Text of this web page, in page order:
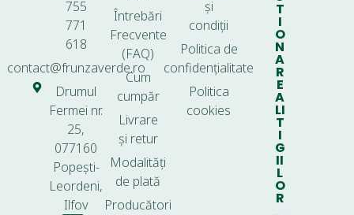
755
771
618
contact@frunzaverde.ro
Drumul
Fermei nr.
25,
077160
Popești-
Leordeni,
Ilfov
Întrebări
Frecvente
(FAQ)
Cum
cumpăr
Livrare
și retur
Modalități
de plată
Producători
și
condiții
Politica de
confidențialitate
Politica
cookies
T
I
O
N
A
R
E
A
LI
T
I
G
II
L
O
R